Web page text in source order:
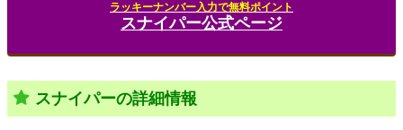
ラッキーナンバー入力で無料ポイント
スナイパー公式ページ
スナイパーの詳細情報